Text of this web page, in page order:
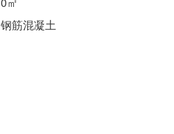
钢筋混凝土